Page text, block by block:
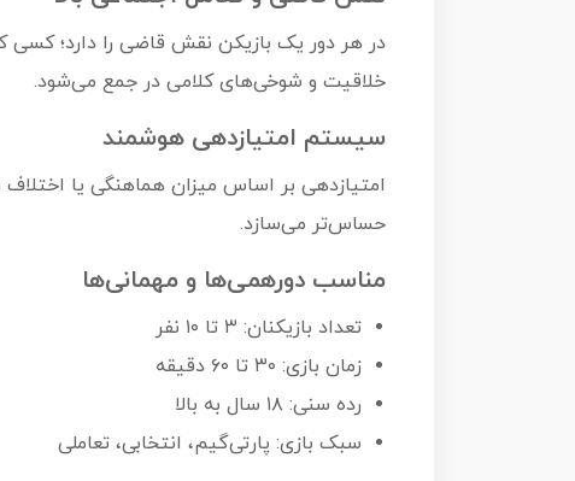
در هر دور یک بازیکن نقش قاضی را دارد؛ کسی
خلاقیت و شوخی‌های کلامی در جمع می‌شود.
سیستم امتیازدهی هوشمند
امتیازدهی بر اساس میزان هماهنگی یا
حساس‌تر می‌سازد.
مناسب دورهمی‌ها و مهمانی‌ها
تعداد بازیکنان: ۳ تا ۱۰ نفر
زمان بازی: ۳۰ تا ۶۰ دقیقه
رده سنی: ۱۸ سال به بالا
سبک بازی: پارتی‌گیم، انتخابی، تعاملی